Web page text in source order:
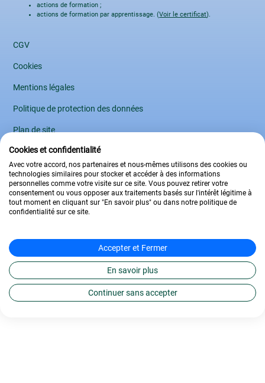
actions de formation ;
actions de formation par apprentissage. (Voir le certificat).
CGV
Cookies
Mentions légales
Politique de protection des données
Plan de site
Règlement intérieur
2009 – 2026 L’École Française
Cookies et confidentialité
Avec votre accord, nos partenaires et nous-mêmes utilisons des cookies ou
technologies similaires pour stocker et accéder à des informations
personnelles comme votre visite sur ce site. Vous pouvez retirer votre
consentement ou vous opposer aux traitements basés sur l'intérêt légitime à
tout moment en cliquant sur "En savoir plus" ou dans notre politique de
confidentialité sur ce site.
Accepter et Fermer
En savoir plus
Continuer sans accepter